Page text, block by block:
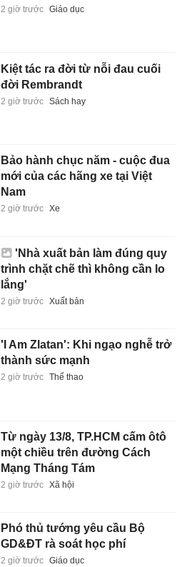
2 giờ trước Giáo dục
Kiệt tác ra đời từ nỗi đau cuối
đời Rembrandt
2 giờ trước Sách hay
Bảo hành chục năm - cuộc đua
mới của các hãng xe tại Việt
Nam
2 giờ trước Xe
'Nhà xuất bản làm đúng quy
trình chặt chẽ thì không cần lo
lắng'
2 giờ trước Xuất bản
'I Am Zlatan': Khi ngạo nghễ trở
thành sức mạnh
2 giờ trước Thể thao
Từ ngày 13/8, TP.HCM cấm ôtô
một chiều trên đường Cách
Mạng Tháng Tám
2 giờ trước Xã hội
Phó thủ tướng yêu cầu Bộ
GD&ĐT rà soát học phí
2 giờ trước Giáo dục